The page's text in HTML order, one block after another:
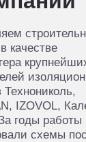
качестве
IZOVOL,
годы
схемы